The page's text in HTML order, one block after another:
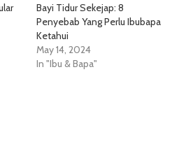
Bayi Tidur Sekejap: 8
Penyebab Yang Perlu Ibubapa
Ketahui
May 14, 2024
In "Ibu & Bapa"